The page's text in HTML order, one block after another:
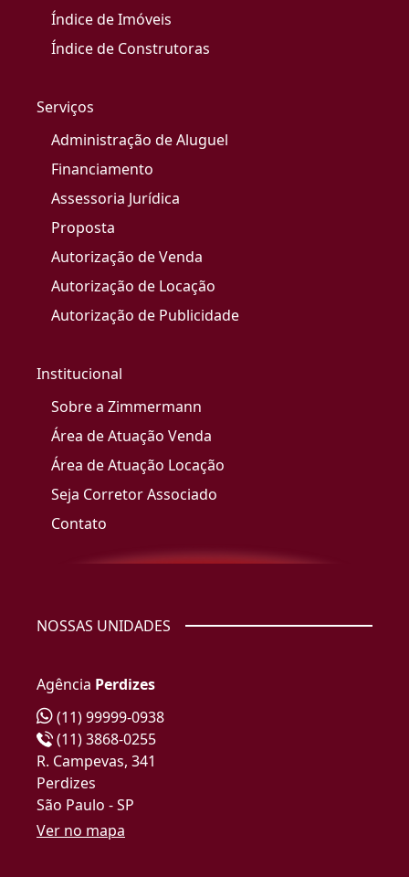
Índice de Imóveis
Índice de Construtoras
Serviços
Administração de Aluguel
Financiamento
Assessoria Jurídica
Proposta
Autorização de Venda
Autorização de Locação
Autorização de Publicidade
Institucional
Sobre a Zimmermann
Área de Atuação Venda
Área de Atuação Locação
Seja Corretor Associado
Contato
NOSSAS UNIDADES
Agência Perdizes
(11) 99999-0938
(11) 3868-0255
R. Campevas, 341
Perdizes
São Paulo - SP
Ver no mapa